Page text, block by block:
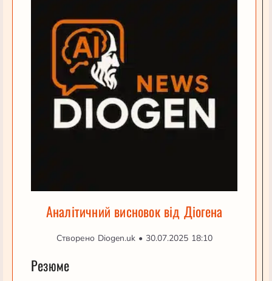
Аналітичний висновок від Діогена
Створено Diogen.uk • 30.07.2025 18:10
Резюме